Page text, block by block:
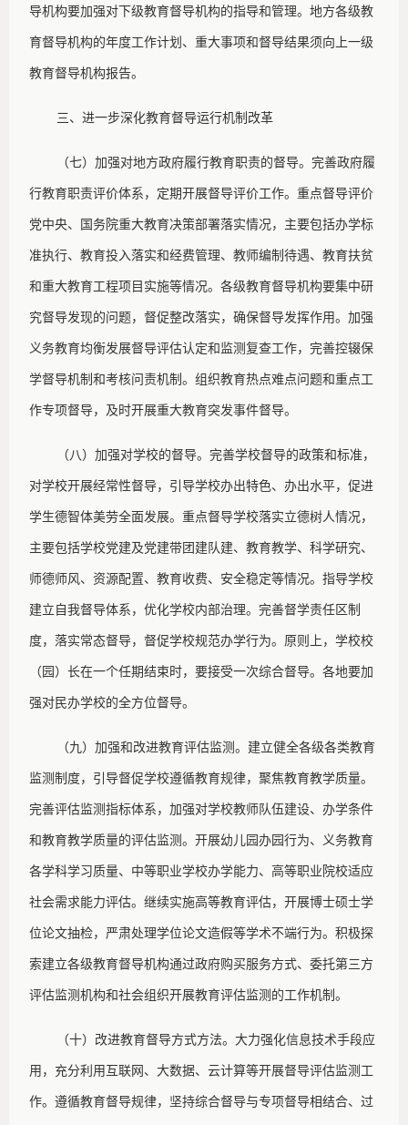
导机构要加强对下级教育督导机构的指导和管理。地方各级教
育督导机构的年度工作计划、重大事项和督导结果须向上一级
教育督导机构报告。
三、进一步深化教育督导运行机制改革
（七）加强对地方政府履行教育职责的督导。完善政府履
行教育职责评价体系，定期开展督导评价工作。重点督导评价
党中央、国务院重大教育决策部署落实情况，主要包括办学标
准执行、教育投入落实和经费管理、教师编制待遇、教育扶贫
和重大教育工程项目实施等情况。各级教育督导机构要集中研
究督导发现的问题，督促整改落实，确保督导发挥作用。加强
义务教育均衡发展督导评估认定和监测复查工作，完善控辍保
学督导机制和考核问责机制。组织教育热点难点问题和重点工
作专项督导，及时开展重大教育突发事件督导。
（八）加强对学校的督导。完善学校督导的政策和标准，
对学校开展经常性督导，引导学校办出特色、办出水平，促进
学生德智体美劳全面发展。重点督导学校落实立德树人情况，
主要包括学校党建及党建带团建队建、教育教学、科学研究、
师德师风、资源配置、教育收费、安全稳定等情况。指导学校
建立自我督导体系，优化学校内部治理。完善督学责任区制
度，落实常态督导，督促学校规范办学行为。原则上，学校校
（园）长在一个任期结束时，要接受一次综合督导。各地要加
强对民办学校的全方位督导。
（九）加强和改进教育评估监测。建立健全各级各类教育
监测制度，引导督促学校遵循教育规律，聚焦教育教学质量。
完善评估监测指标体系，加强对学校教师队伍建设、办学条件
和教育教学质量的评估监测。开展幼儿园办园行为、义务教育
各学科学习质量、中等职业学校办学能力、高等职业院校适应
社会需求能力评估。继续实施高等教育评估，开展博士硕士学
位论文抽检，严肃处理学位论文造假等学术不端行为。积极探
索建立各级教育督导机构通过政府购买服务方式、委托第三方
评估监测机构和社会组织开展教育评估监测的工作机制。
（十）改进教育督导方式方法。大力强化信息技术手段应
用，充分利用互联网、大数据、云计算等开展督导评估监测工
作。遵循教育督导规律，坚持综合督导与专项督导相结合、过